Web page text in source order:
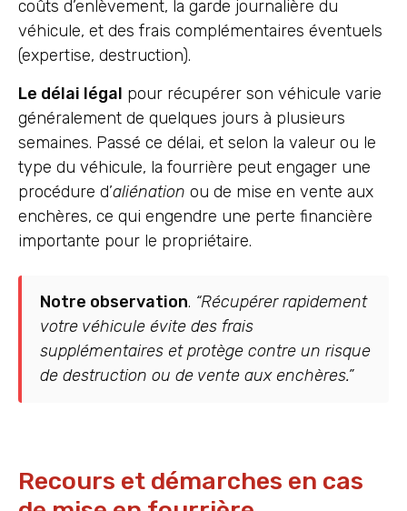
coûts d’enlèvement, la garde journalière du
véhicule, et des frais complémentaires éventuels
(expertise, destruction).
Le délai légal pour récupérer son véhicule varie
généralement de quelques jours à plusieurs
semaines. Passé ce délai, et selon la valeur ou le
type du véhicule, la fourrière peut engager une
procédure d’aliénation ou de mise en vente aux
enchères, ce qui engendre une perte financière
importante pour le propriétaire.
Notre observation. “Récupérer rapidement
votre véhicule évite des frais
supplémentaires et protège contre un risque
de destruction ou de vente aux enchères.”
Recours et démarches en cas